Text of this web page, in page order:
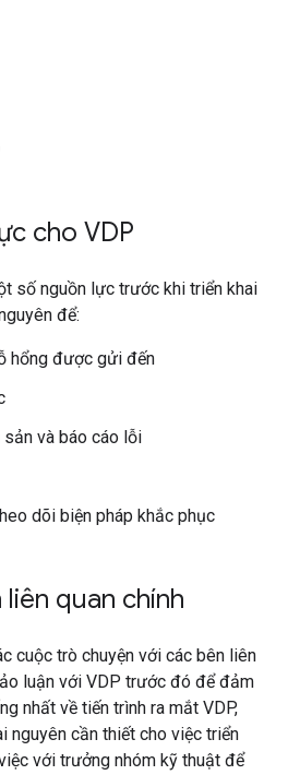
cho VDP
số nguồn lực trước khi triển khai
để:
hổng được gửi đến
và báo cáo lỗi
dõi biện pháp khắc phục
quan chính
cuộc trò chuyện với các bên liên
luận với VDP trước đó để đảm
nhất về tiến trình ra mắt VDP,
nguyên cần thiết cho việc triển
với trưởng nhóm kỹ thuật để